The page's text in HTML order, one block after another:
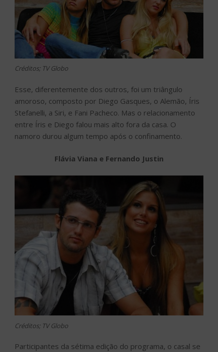
Créditos; TV Globo
Esse, diferentemente dos outros, foi um triângulo
amoroso, composto por Diego Gasques, o Alemão, Íris
Stefanelli, a Siri, e Fani Pacheco. Mas o relacionamento
entre Íris e Diego falou mais alto fora da casa. O
namoro durou algum tempo após o confinamento.
Flávia Viana e Fernando Justin
Créditos; TV Globo
Participantes da sétima edição do programa, o casal se